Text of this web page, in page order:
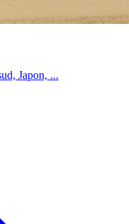
Japon, ...